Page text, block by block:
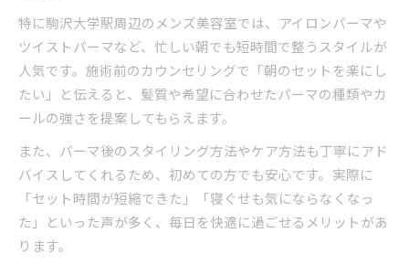
特に駒沢大学駅周辺のメンズ美容室では、アイロンパーマや
ツイストパーマなど、忙しい朝でも短時間で整うスタイルが
人気です。施術前のカウンセリングで「朝のセットを楽にし
たい」と伝えると、髪質や希望に合わせたパーマの種類やカ
ールの強さを提案してもらえます。
また、パーマ後のスタイリング方法やケア方法も丁寧にアド
バイスしてくれるため、初めての方でも安心です。実際に
「セット時間が短縮できた」「寝ぐせも気にならなくなっ
た」といった声が多く、毎日を快適に過ごせるメリットがあ
ります。